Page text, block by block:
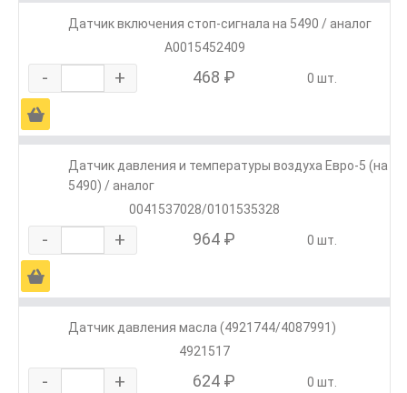
Датчик включения стоп-сигнала на 5490 / аналог
A0015452409
- + 468 ₽ 0 шт.
Ä
Датчик давления и температуры воздуха Евро-5 (на
5490) / аналог
0041537028/0101535328
- + 964 ₽ 0 шт.
Ä
Датчик давления масла (4921744/4087991)
4921517
- + 624 ₽ 0 шт.